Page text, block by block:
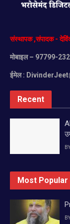
संस्थापक,संपादक-
मोबाइल– 97799-
ईमेल :
Recent
BY
Most Popular
BY